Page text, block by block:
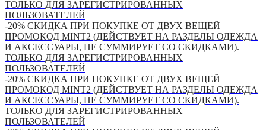
ТОЛЬКО ДЛЯ ЗАРЕГИСТРИРОВАННЫХ
ПОЛЬЗОВАТЕЛЕЙ
-20% СКИДКА ПРИ ПОКУПКЕ ОТ ДВУХ ВЕЩЕЙ
ПРОМОКОД MINT2 (ДЕЙСТВУЕТ НА РАЗДЕЛЫ ОДЕЖДА
И АКСЕССУАРЫ, НЕ СУММИРУЕТ СО СКИДКАМИ).
ТОЛЬКО ДЛЯ ЗАРЕГИСТРИРОВАННЫХ
ПОЛЬЗОВАТЕЛЕЙ
-20% СКИДКА ПРИ ПОКУПКЕ ОТ ДВУХ ВЕЩЕЙ
ПРОМОКОД MINT2 (ДЕЙСТВУЕТ НА РАЗДЕЛЫ ОДЕЖДА
И АКСЕССУАРЫ, НЕ СУММИРУЕТ СО СКИДКАМИ).
ТОЛЬКО ДЛЯ ЗАРЕГИСТРИРОВАННЫХ
ПОЛЬЗОВАТЕЛЕЙ